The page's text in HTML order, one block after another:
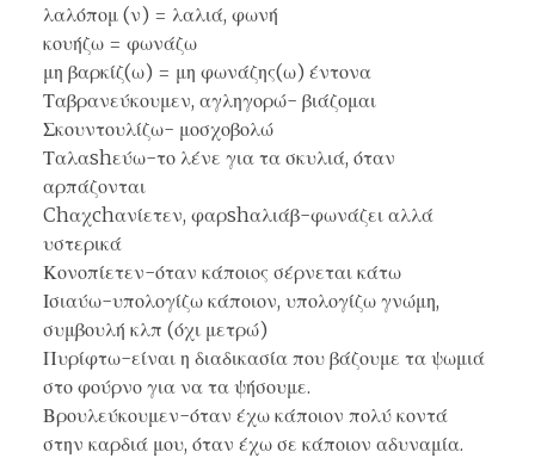
λαλόπομ (ν) = λαλιά, φωνή
κουήζω = φωνάζω
μη βαρκίζ(ω) = μη φωνάζης(ω) έντονα
Ταβρανεύκουμεν, αγληγορώ- βιάζομαι
Σκουντουλίζω- μοσχοβολώ
Ταλαshεύω-το λένε για τα σκυλιά, όταν
αρπάζονται
Chαχchανίετεν, φαρshαλιάβ-φωνάζει αλλά
υστερικά
Κονοπίετεν-όταν κάποιος σέρνεται κάτω
Ισιαύω-υπολογίζω κάποιον, υπολογίζω γνώμη,
συμβουλή κλπ (όχι μετρώ)
Πυρίφτω-είναι η διαδικασία που βάζουμε τα ψωμιά
στο φούρνο για να τα ψήσουμε.
Βρουλεύκουμεν-όταν έχω κάποιον πολύ κοντά
στην καρδιά μου, όταν έχω σε κάποιον αδυναμία.